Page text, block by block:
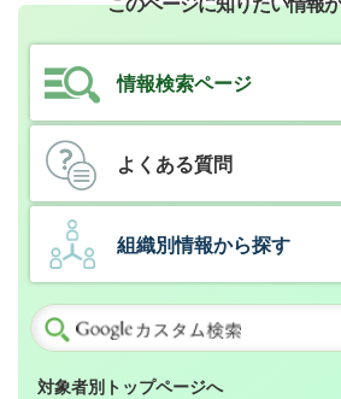
このページに知りたい情報
情報検索ページ
よくある質問
組織別情報から探す
対象者別トップページへ